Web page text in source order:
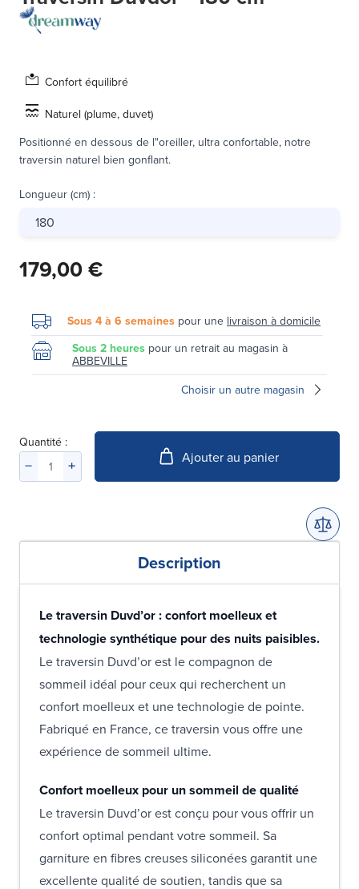
Confort équilibré
Naturel (plume, duvet)
Positionné en dessous de l"oreiller, ultra confortable, notre
traversin naturel bien gonflant.
Longueur (cm) :
180
179,00 €
Sous 4 à 6 semaines pour une livraison à domicile
Sous 2 heures pour un retrait au magasin à
ABBEVILLE
Choisir un autre magasin
Quantité :
Ajouter au panier
Description
Le traversin Duvd’or : confort moelleux et
technologie synthétique pour des nuits paisibles.
Le traversin Duvd’or est le compagnon de
sommeil idéal pour ceux qui recherchent un
confort moelleux et une technologie de pointe.
Fabriqué en France, ce traversin vous offre une
expérience de sommeil ultime.
Confort moelleux pour un sommeil de qualité
Le traversin Duvd’or est conçu pour vous offrir un
confort optimal pendant votre sommeil. Sa
garniture en fibres creuses siliconées garantit une
excellente qualité de soutien, tandis que sa